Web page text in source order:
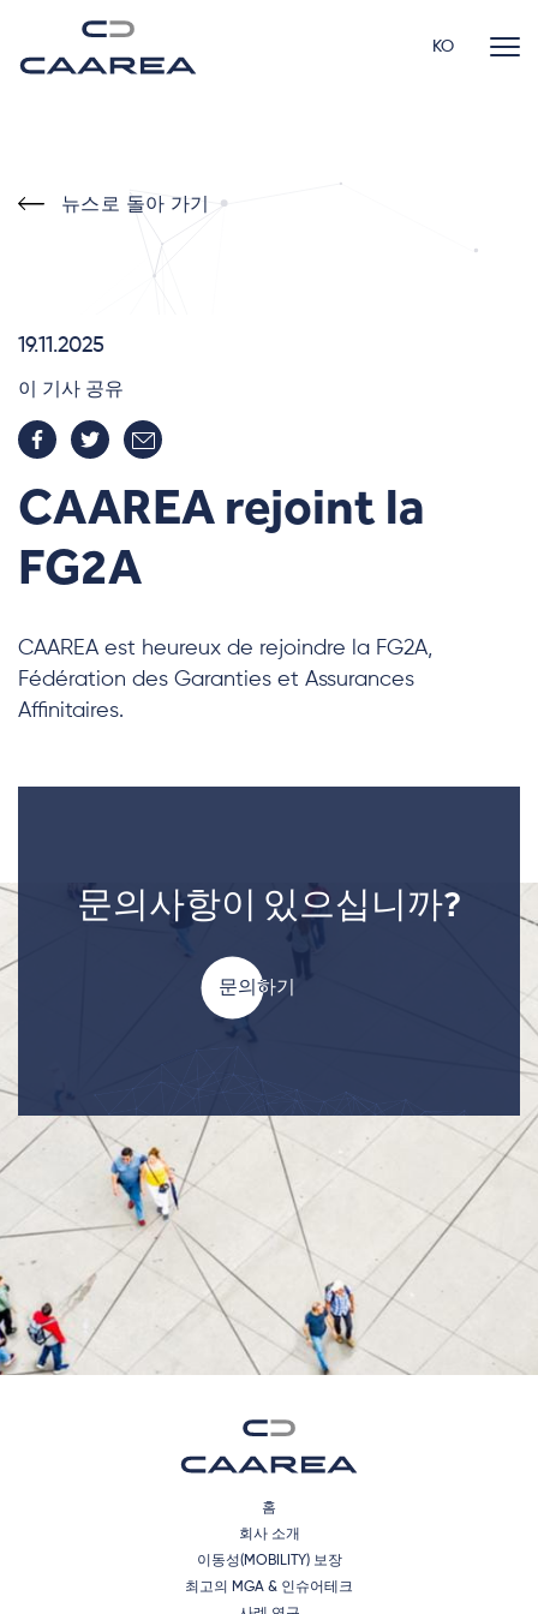
KO
뉴스로 돌아 가기
19.11.2025
이 기사 공유
CAAREA rejoint la
FG2A
CAAREA est heureux de rejoindre la FG2A,
Fédération des Garanties et Assurances
Affinitaires.
문의사항이 있으십니까?
문의하기
홈
회사 소개
이동성(MOBILITY) 보장
최고의 MGA & 인슈어테크